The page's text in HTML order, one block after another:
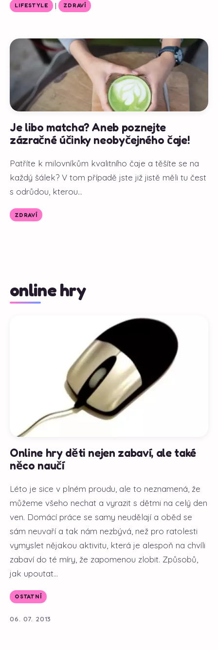
LIFESTYLE | ZDRAVÍ
Je libo matcha? Aneb poznejte
zázračné účinky neobyčejného čaje!
Patříte k milovníkům kvalitního čaje a těšíte se na
každý šálek? V tom případě jste již jistě měli tu čest
s odrůdou, kterou...
ZDRAVÍ
online hry
Online hry děti nejen zabaví, ale také
něco naučí
Léto je sice v plném proudu, ale to neznamená, že
můžeme všeho nechat a vyrazit s dětmi na celý den
ven. Domácí práce se samy neudělají a oběd se
sám neuvaří a tak nám nezbývá, než pro ratolesti
vymyslet nějakou aktivitu, která je alespoň na chvíli
zabaví do té míry, že zapomenou zlobit. Způsobů,
jak upoutat...
OSTATNÍ
06. 07. 2013